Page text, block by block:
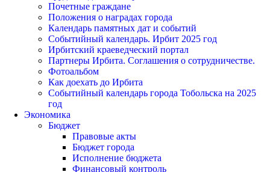
Почетные граждане
Положения о наградах города
Календарь памятных дат и событий
Событийный календарь. Ирбит 2025 год
Ирбитский краеведческий портал
Партнеры Ирбита. Соглашения о сотрудничестве.
Фотоальбом
Как доехать до Ирбита
Событийный календарь города Тобольска на 2025
год
Экономика
Бюджет
Правовые акты
Бюджет города
Исполнение бюджета
Финансовый контроль